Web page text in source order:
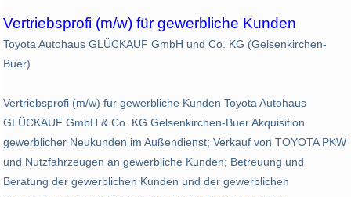
Vertriebsprofi (m/w) für gewerbliche Kunden
Toyota Autohaus GLÜCKAUF GmbH und Co. KG (Gelsenkirchen-
Buer)
Vertriebsprofi (m/w) für gewerbliche Kunden Toyota Autohaus
GLÜCKAUF GmbH & Co. KG Gelsenkirchen-Buer Akquisition
gewerblicher Neukunden im Außendienst; Verkauf von TOYOTA PKW
und Nutzfahrzeugen an gewerbliche Kunden; Betreuung und
Beratung der gewerblichen Kunden und der gewerblichen